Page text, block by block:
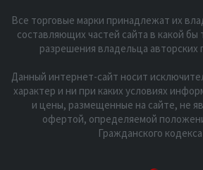
Все торговые марки принадлежат их
составляющих частей сайта в какой
разрешения владельца авторских
Данный интернет-сайт носит
характер и ни при каких условиях
и цены, размещенные на сайте, не
офертой, определяемой
Гражданского